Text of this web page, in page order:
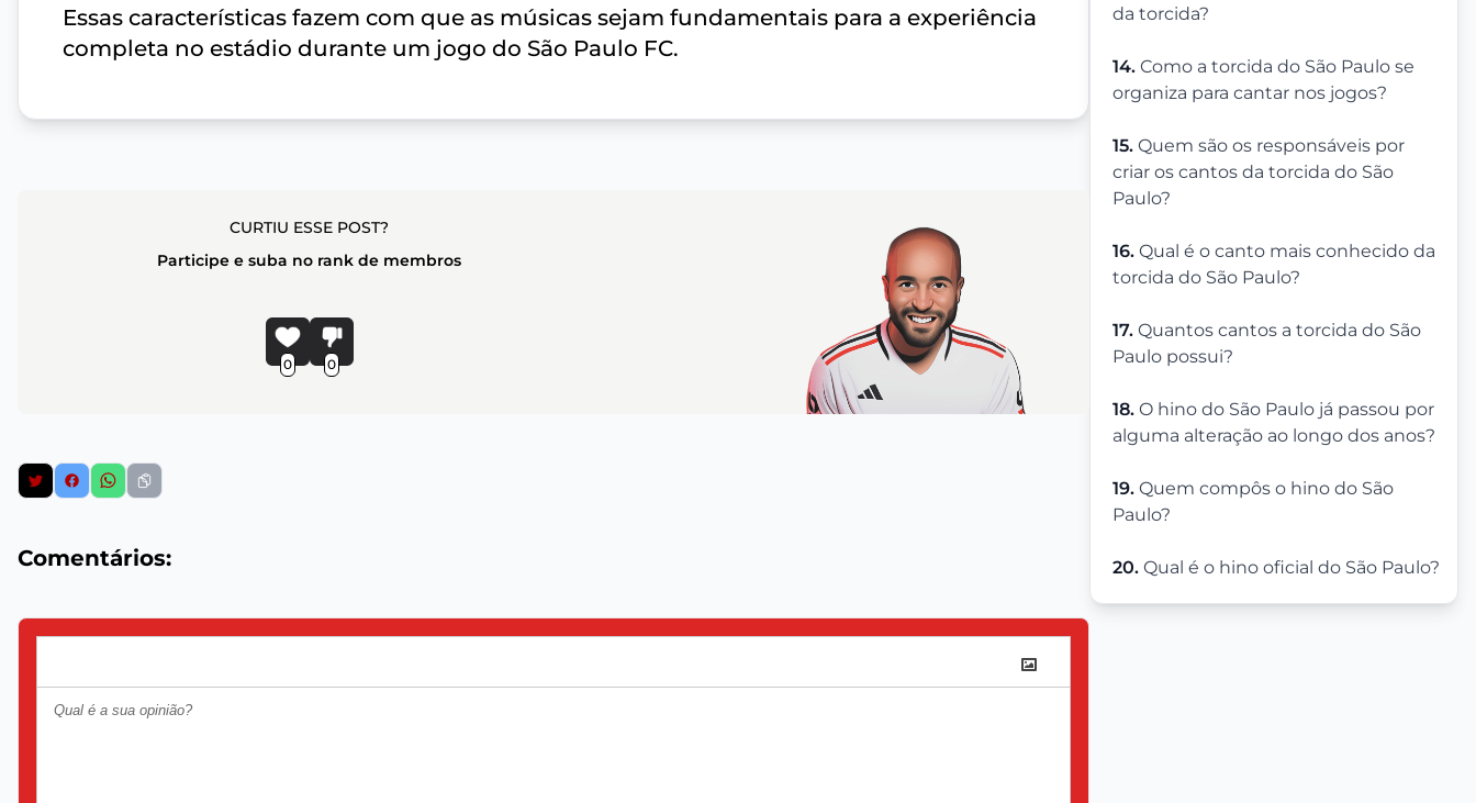
da torcida?
14. Como a torcida do São Paulo se
organiza para cantar nos jogos?
15. Quem são os responsáveis por
criar os cantos da torcida do São
Paulo?
16. Qual é o canto mais conhecido da
torcida do São Paulo?
17. Quantos cantos a torcida do São
Paulo possui?
18. O hino do São Paulo já passou por
alguma alteração ao longo dos anos?
19. Quem compôs o hino do São
Paulo?
20. Qual é o hino oficial do São Paulo?
Essas características fazem com que as músicas sejam fundamentais para a experiência
completa no estádio durante um jogo do São Paulo FC.
CURTIU ESSE POST?
Participe e suba no rank de membros
0 0
Comentários: